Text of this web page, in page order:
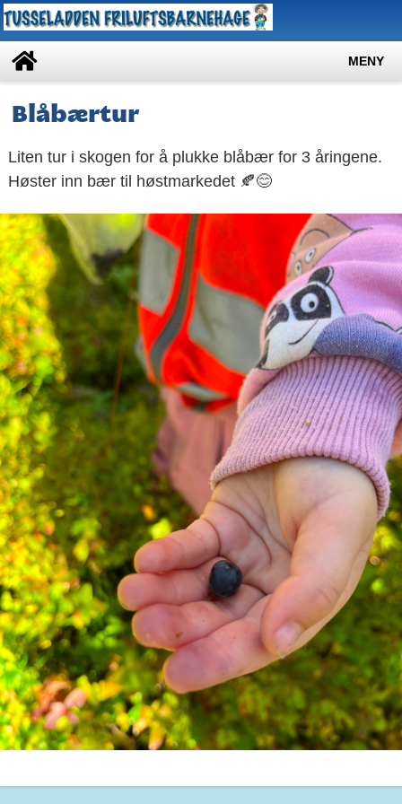
MENY
Blåbærtur
Liten tur i skogen for å plukke blåbær for 3 åringene.
Høster inn bær til høstmarkedet 🍂😊